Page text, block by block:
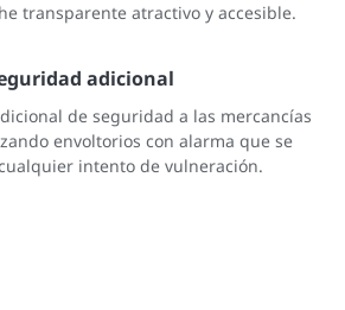
transparente atractivo y accesible.
adicional
de seguridad a las mercancías
envoltorios con alarma que se
intento de vulneración.